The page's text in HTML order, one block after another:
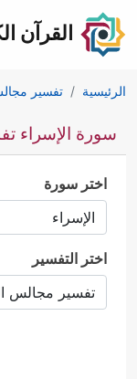
القرآن
الرئيسية تفسير
سورة الإسراء
اختر سورة
اختر التفسير